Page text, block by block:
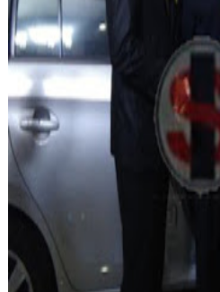
Acara penarikan undian tabungan
pesirah tampak berlangsung
meriah. Ratusan nasabah yang
hadir mengisi kursi yang
disediakan dihibur secara langsung
oleh Bank Sumsel Babel Band,
Mario KDI dan Zul Ya Saman.